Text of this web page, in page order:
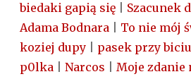
biedaki gapią się
Szacunek
Adama Bodnara
To nie mój
koziej dupy
pasek przy
p0lka
Narcos
Moje zdanie